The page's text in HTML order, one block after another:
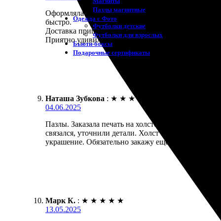
Пазлы магнитные
Одежда с Фото
Футболки детские
Футболки для взрослых
Бьюти-боксы
Подарочные сертификаты
Оформляла печать фото на холсте 30х90.
быстро.
Доставка пришла в срок, холст отлично завернут
Приятно удивила цена — вполне приемлемо для
Наташа Зубкова : ★ ★ ★ ★
04.06.2025
Пазлы. Заказала печать на холсте 30х90 и
связался, уточнили детали. Холст пришёл в срок,
украшение. Обязательно закажу ещё!
Марк К. : ★ ★ ★ ★ ★
13.05.2025